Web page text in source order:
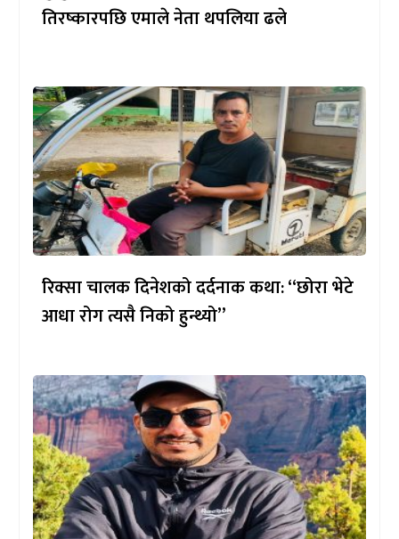
तिरष्कारपछि एमाले नेता थपलिया ढले
रिक्सा चालक दिनेशको दर्दनाक कथा: “छोरा भेटे
आधा रोग त्यसै निको हुन्थ्यो”